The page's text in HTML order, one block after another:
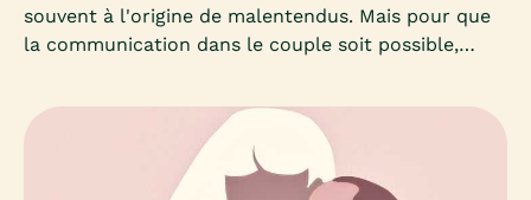
souvent à l'origine de malentendus. Mais pour que
la communication dans le couple soit possible,
autant compris les attentes de son ou sa
partenaire. Et par conséquent, sans pouvoir y
répondre.Problème de communication dans le